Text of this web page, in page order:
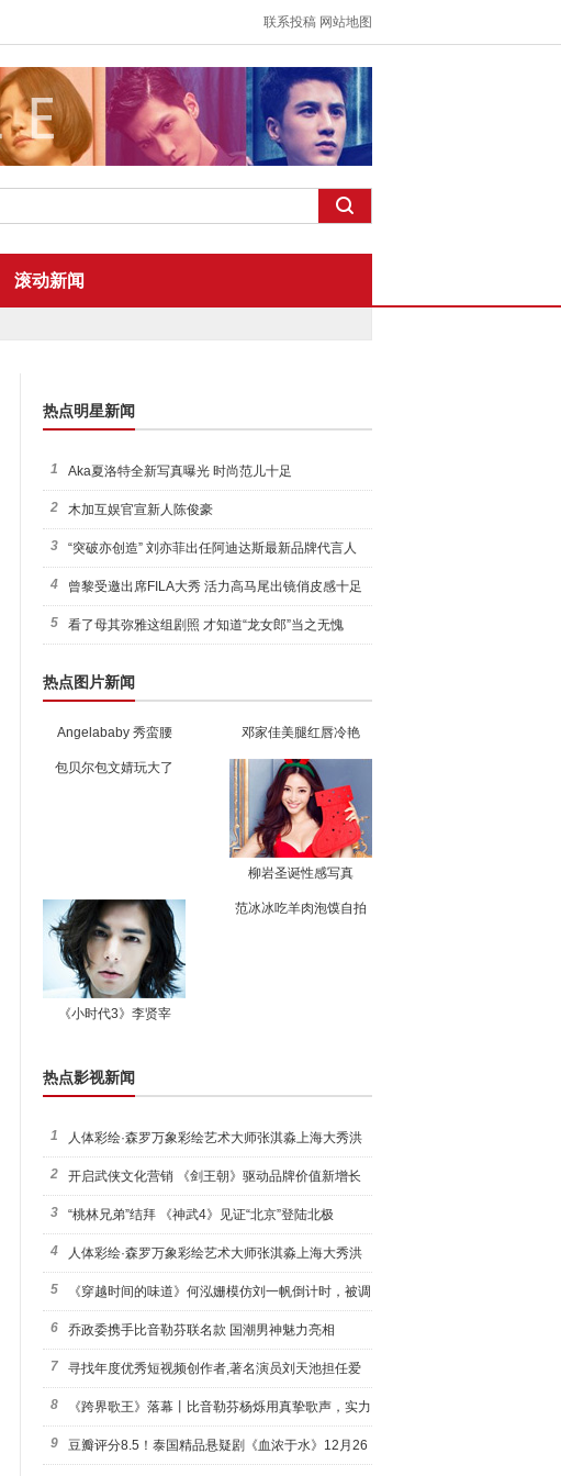
联系投稿 网站地图
滚动新闻
热点明星新闻
1 Aka夏洛特全新写真曝光 时尚范儿十足
2 木加互娱官宣新人陈俊豪
3 “突破亦创造” 刘亦菲出任阿迪达斯最新品牌代言人
引爆
4 曾黎受邀出席FILA大秀 活力高马尾出镜俏皮感十足
5 看了母其弥雅这组剧照 才知道“龙女郎”当之无愧
热点图片新闻
Angelababy 秀蛮腰 邓家佳美腿红唇冷艳
包贝尔包文婧玩大了
柳岩圣诞性感写真
《小时代3》李贤宰
范冰冰吃羊肉泡馍自拍
热点影视新闻
1 人体彩绘·森罗万象彩绘艺术大师张淇淼上海大秀洪
荒宇宙
2 开启武侠文化营销 《剑王朝》驱动品牌价值新增长
3 “桃林兄弟”结拜 《神武4》见证“北京”登陆北极
4 人体彩绘·森罗万象彩绘艺术大师张淇淼上海大秀洪
荒宇宙
5 《穿越时间的味道》何泓姗模仿刘一帆倒计时，被调
侃“学人
6 乔政委携手比音勒芬联名款 国潮男神魅力亮相
7 寻找年度优秀短视频创作者,著名演员刘天池担任爱
奇艺号"奇
8 《跨界歌王》落幕丨比音勒芬杨烁用真挚歌声，实力
圈粉!
9 豆瓣评分8.5！泰国精品悬疑剧《血浓于水》12月26